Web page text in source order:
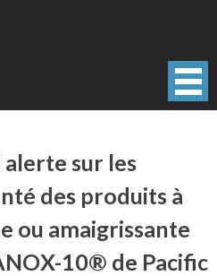
sur les
des produits à
ou amaigrissante
10® de Pacific